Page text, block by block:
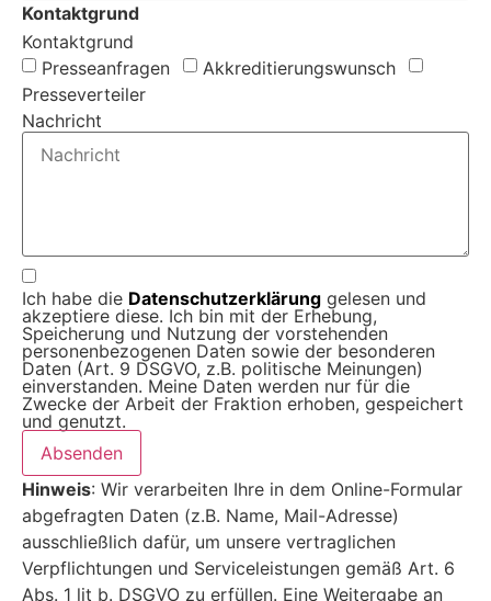
Kontaktgrund
Kontaktgrund
Presseanfragen
Akkreditierungs­wunsch
Presseverteiler
Nachricht
Ich habe die Datenschutz­erklärung gelesen und
akzeptiere diese. Ich bin mit der Erhebung,
Speicherung und Nutzung der vorstehenden
personenbezogenen Daten sowie der besonderen
Daten (Art. 9 DSGVO, z.B. politische Meinungen)
einverstanden. Meine Daten werden nur für die
Zwecke der Arbeit der Fraktion erhoben, gespeichert
und genutzt.
Absenden
Hinweis: Wir verarbeiten Ihre in dem Online-Formular
abgefragten Daten (z.B. Name, Mail-Adresse)
ausschließlich dafür, um unsere vertraglichen
Verpflichtungen und Serviceleistungen gemäß Art. 6
Abs. 1 lit b. DSGVO zu erfüllen. Eine Weitergabe an